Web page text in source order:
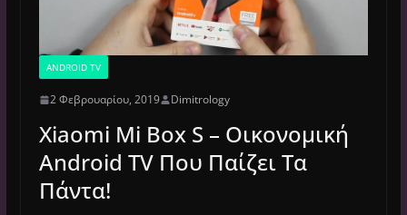
ANDROID TV
2 Φεβρουαρίου, 2019 Dimitrology
Xiaomi Mi Box S – Οικονομική
Android TV Που Παίζει Τα
Πάντα!